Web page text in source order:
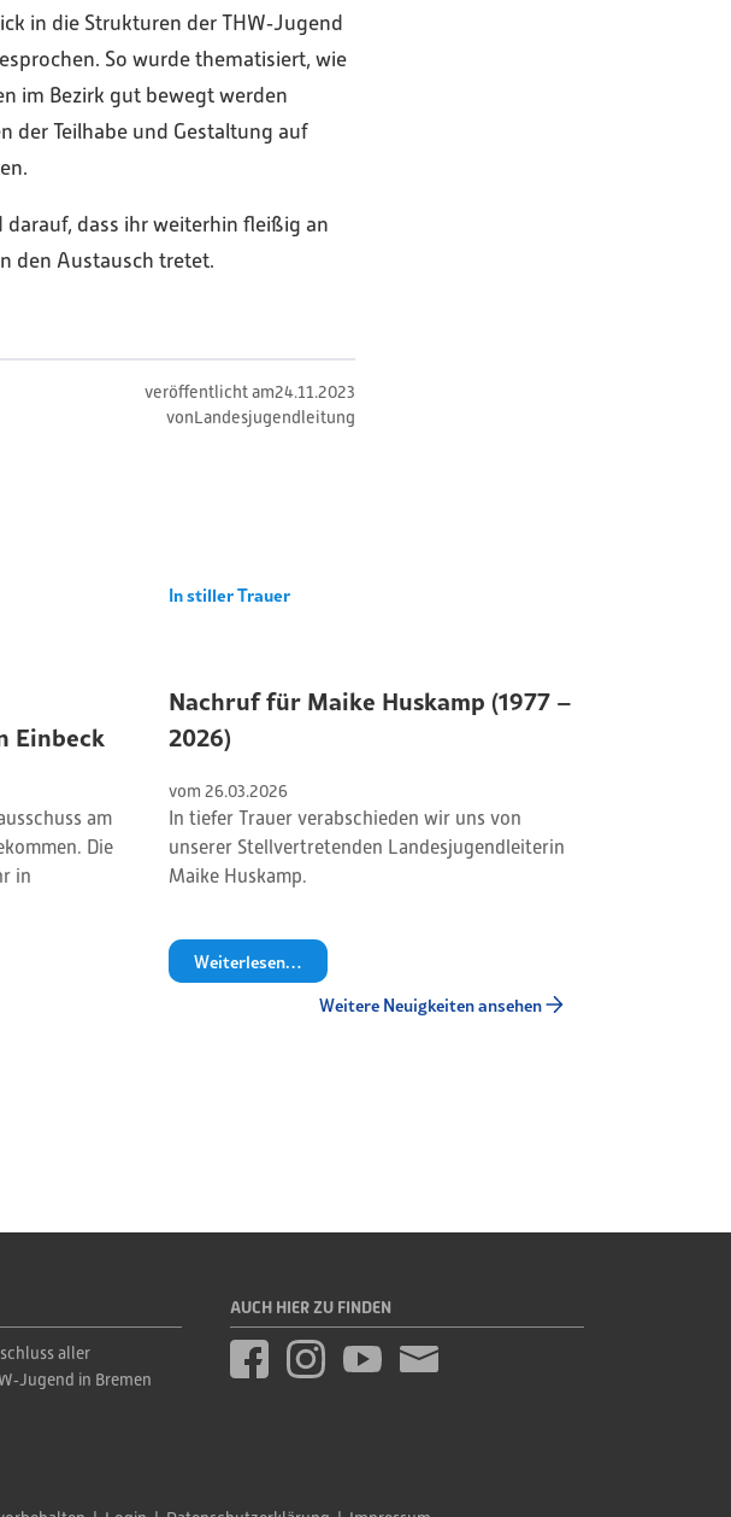
in die Strukturen der THW‑Jugend
So wurde thematisiert, wie
im Bezirk gut bewegt werden
der Teilhabe und Gestaltung auf
dass ihr weiterhin fleißig an
den Austausch tretet.
veröffentlicht am24.11.2023
vonLandesjugendleitung
Einbeck
am
Die
in
In stiller Trauer
Nachruf für Maike Huskamp (1977 –
2026)
vom 26.03.2026
In tiefer Trauer verabschieden wir uns von
unserer Stellvertretenden Landesjugendleiterin
Maike Huskamp.
Weiterlesen…
Weitere Neuigkeiten ansehen
aller
in Bremen
AUCH HIER ZU FINDEN